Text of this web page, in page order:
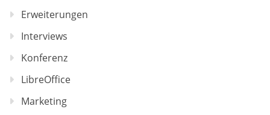
Erweiterungen
Interviews
Konferenz
LibreOffice
Marketing